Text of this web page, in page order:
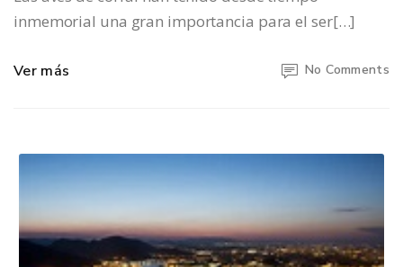
inmemorial una gran importancia para el ser[…]
Ver más No Comments